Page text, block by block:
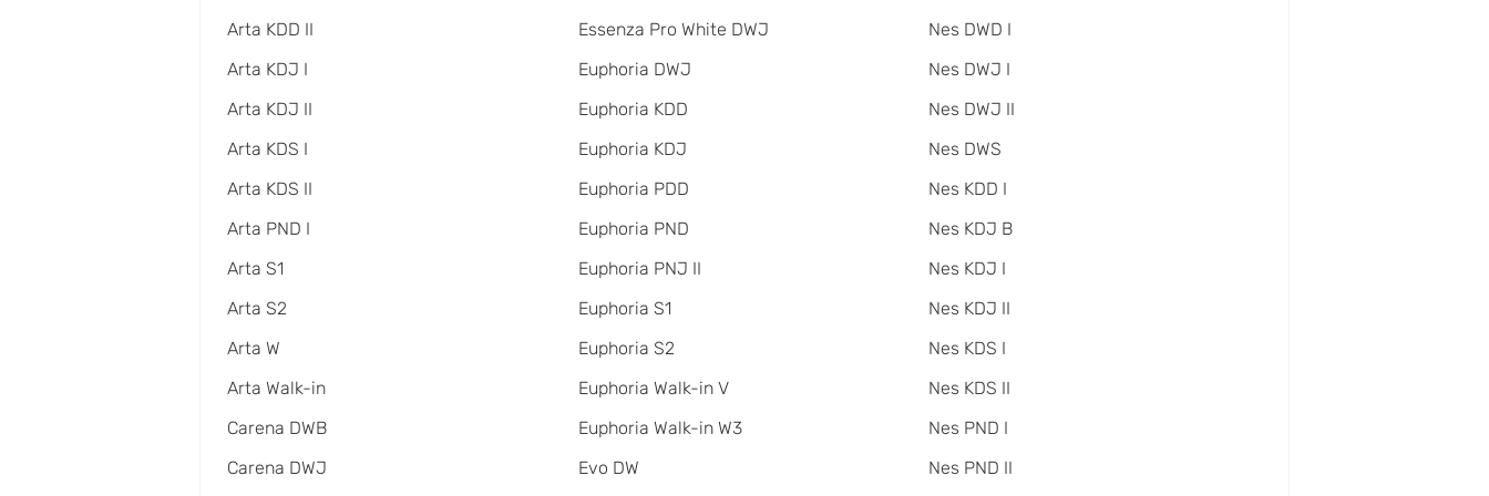
Arta KDD II
Arta KDJ I
Arta KDJ II
Arta KDS I
Arta KDS II
Arta PND I
Arta S1
Arta S2
Arta W
Arta Walk-in
Carena DWB
Carena DWJ
Essenza Pro White DWJ
Euphoria DWJ
Euphoria KDD
Euphoria KDJ
Euphoria PDD
Euphoria PND
Euphoria PNJ II
Euphoria S1
Euphoria S2
Euphoria Walk-in V
Euphoria Walk-in W3
Evo DW
Nes DWD I
Nes DWJ I
Nes DWJ II
Nes DWS
Nes KDD I
Nes KDJ B
Nes KDJ I
Nes KDJ II
Nes KDS I
Nes KDS II
Nes PND I
Nes PND II